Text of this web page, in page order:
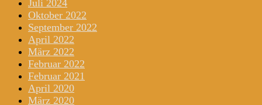
Juli 2024
Oktober 2022
September 2022
April 2022
März 2022
Februar 2022
Februar 2021
April 2020
März 2020